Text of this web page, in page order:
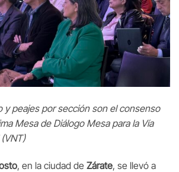
y peajes por sección son el consenso
Mesa de Diálogo Mesa para la Vía
, en la ciudad de Zárate, se llevó a